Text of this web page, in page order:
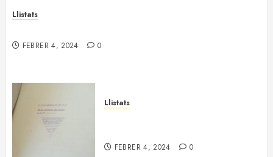
Llistats
FEBRER 4, 2024 0
Llistats
FEBRER 4, 2024 0